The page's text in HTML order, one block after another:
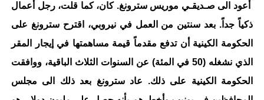
أعود الى صـديقـي موريس سترونغ. كان، كما قلت، رجل أعمال
ذكياً جداً. بعد سنتين من العمل في نيروبي، اقترح سترونغ على
الحكومة الكينية أن تدفع مقدماً قيمة مساهمتها في إيجار المقر
الذي نشغله (50 في المئة) عن السنوات الثلاث الباقية، ووافقت
الحكومة الكينية على ذلك. عاد سترونغ بعد ذلك الى مجلس